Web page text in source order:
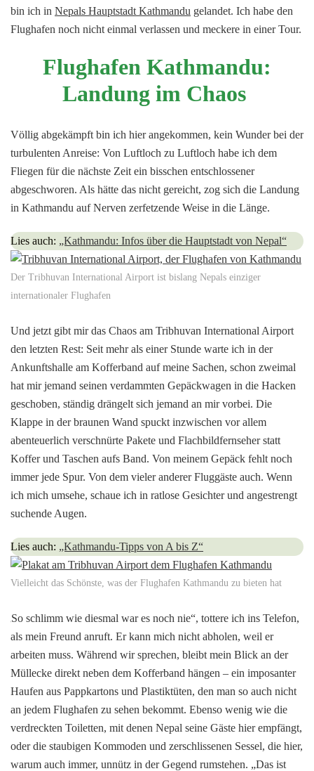
bin ich in Nepals Hauptstadt Kathmandu gelandet. Ich habe den
Flughafen noch nicht einmal verlassen und meckere in einer Tour.
Flughafen Kathmandu:
Landung im Chaos
Völlig abgekämpft bin ich hier angekommen, kein Wunder bei der
turbulenten Anreise: Von Luftloch zu Luftloch habe ich dem
Fliegen für die nächste Zeit ein bisschen entschlossener
abgeschworen. Als hätte das nicht gereicht, zog sich die Landung
in Kathmandu auf Nerven zerfetzende Weise in die Länge.
Lies auch: „Kathmandu: Infos über die Hauptstadt von Nepal“
Der Tribhuvan International Airport ist bislang Nepals einziger
internationaler Flughafen
Und jetzt gibt mir das Chaos am Tribhuvan International Airport
den letzten Rest: Seit mehr als einer Stunde warte ich in der
Ankunftshalle am Kofferband auf meine Sachen, schon zweimal
hat mir jemand seinen verdammten Gepäckwagen in die Hacken
geschoben, ständig drängelt sich jemand an mir vorbei. Die
Klappe in der braunen Wand spuckt inzwischen vor allem
abenteuerlich verschnürte Pakete und Flachbildfernseher statt
Koffer und Taschen aufs Band. Von meinem Gepäck fehlt noch
immer jede Spur. Von dem vieler anderer Fluggäste auch. Wenn
ich mich umsehe, schaue ich in ratlose Gesichter und angestrengt
suchende Augen.
Lies auch: „Kathmandu-Tipps von A bis Z“
Vielleicht das Schönste, was der Flughafen Kathmandu zu bieten hat
„So schlimm wie diesmal war es noch nie“, tottere ich ins Telefon,
als mein Freund anruft. Er kann mich nicht abholen, weil er
arbeiten muss. Während wir sprechen, bleibt mein Blick an der
Müllecke direkt neben dem Kofferband hängen – ein imposanter
Haufen aus Pappkartons und Plastiktüten, den man so auch nicht
an jedem Flughafen zu sehen bekommt. Ebenso wenig wie die
verdreckten Toiletten, mit denen Nepal seine Gäste hier empfängt,
oder die staubigen Kommoden und zerschlissenen Sessel, die hier,
warum auch immer, unnütz in der Gegend rumstehen. „Das ist